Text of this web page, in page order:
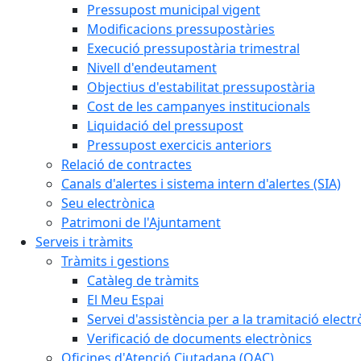
Pressupost municipal vigent
Modificacions pressupostàries
Execució pressupostària trimestral
Nivell d'endeutament
Objectius d'estabilitat pressupostària
Cost de les campanyes institucionals
Liquidació del pressupost
Pressupost exercicis anteriors
Relació de contractes
Canals d'alertes i sistema intern d'alertes (SIA)
Seu electrònica
Patrimoni de l'Ajuntament
Serveis i tràmits
Tràmits i gestions
Catàleg de tràmits
El Meu Espai
Servei d'assistència per a la tramitació
Verificació de documents electrònics